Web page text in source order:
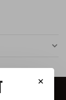
✕